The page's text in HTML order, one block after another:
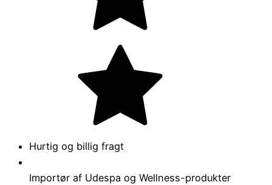
Hurtig og billig fragt
Importør af Udespa og Wellness-produkter